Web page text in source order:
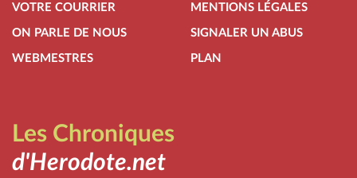
VOTRE COURRIER
ON PARLE DE NOUS
WEBMESTRES
MENTIONS LÉGALES
SIGNALER UN ABUS
PLAN
Les Chroniques
d'Herodote.net